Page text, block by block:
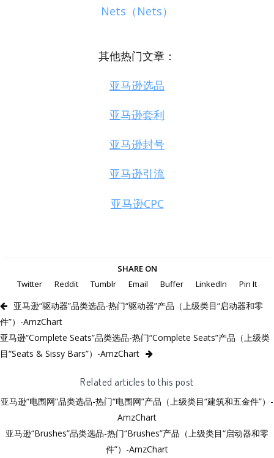
Nets（Nets）
其他热门文章：
亚马逊选品
亚马逊套利
亚马逊封号
亚马逊引流
亚马逊CPC
SHARE ON
Twitter
Reddit Tumblr Email Buffer LinkedIn Pin It
亚马逊“驱动器”品类选品-热门“驱动器”产品（上级类目“启动器和零
件”）-AmzChart
亚马逊“Complete Seats”品类选品-热门“Complete Seats”产品（上级类
目“Seats & Sissy Bars”）-AmzChart
Related articles to this post
亚马逊“电围网”品类选品-热门“电围网”产品（上级类目“建筑和五金件”）-
AmzChart
亚马逊“Brushes”品类选品-热门“Brushes”产品（上级类目“启动器和零
件”）-AmzChart